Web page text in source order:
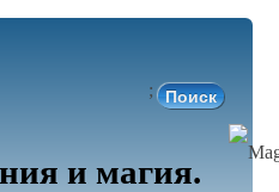
;
и магия.